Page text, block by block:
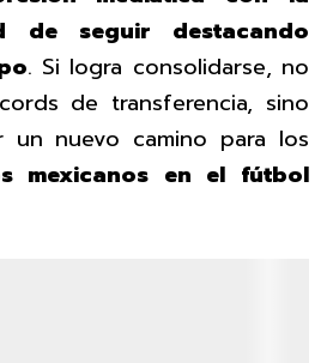
de seguir destacando
. Si logra consolidarse, no
de transferencia, sino
un nuevo camino para los
mexicanos en el fútbol